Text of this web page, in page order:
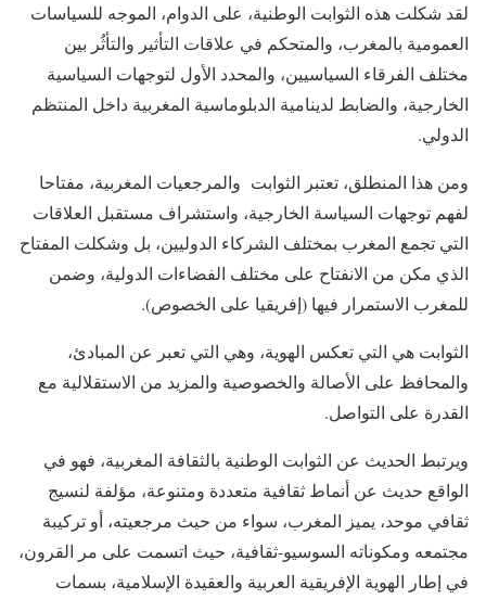
لقد شكلت هذه الثوابت الوطنية، على الدوام، الموجه للسياسات
العمومية بالمغرب، والمتحكم في علاقات التأثير والتأثُر بين
مختلف الفرقاء السياسيين، والمحدد الأول لتوجهات السياسية
الخارجية، والضابط لدينامية الدبلوماسية المغربية داخل المنتظم
الدولي.
ومن هذا المنطلق، تعتبر الثوابت والمرجعيات المغربية، مفتاحا
لفهم توجهات السياسة الخارجية، واستشراف مستقبل العلاقات
التي تجمع المغرب بمختلف الشركاء الدوليين، بل وشكلت المفتاح
الذي مكن من الانفتاح على مختلف الفضاءات الدولية، وضمن
للمغرب الاستمرار فيها (إفريقيا على الخصوص).
الثوابت هي التي تعكس الهوية، وهي التي تعبر عن المبادئ،
والمحافظ على الأصالة والخصوصية والمزيد من الاستقلالية مع
القدرة على التواصل.
ويرتبط الحديث عن الثوابت الوطنية بالثقافة المغربية، فهو في
الواقع حديث عن أنماط ثقافية متعددة ومتنوعة، مؤلفة لنسيج
ثقافي موحد، يميز المغرب، سواء من حيث مرجعيته، أو تركيبة
مجتمعه ومكوناته السوسيو-ثقافية، حيث اتسمت على مر القرون،
في إطار الهوية الإفريقية العربية والعقيدة الإسلامية، بسمات